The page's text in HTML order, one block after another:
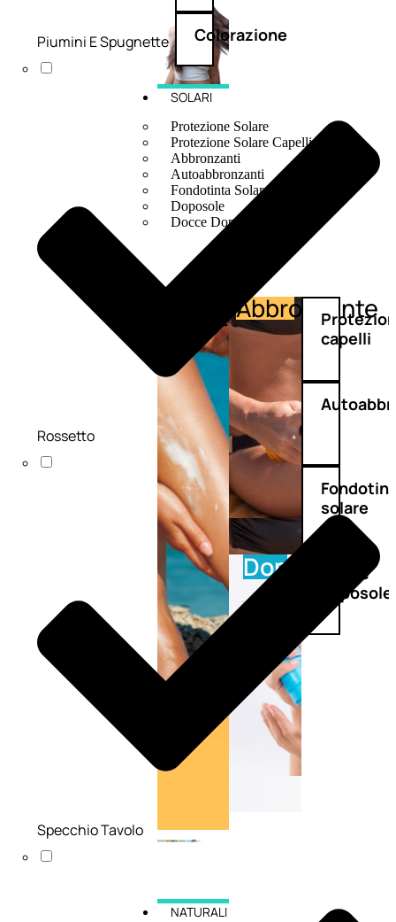
Colorazione
SOLARI
Protezione Solare
Protezione Solare Capelli
Abbronzanti
Autoabbronzanti
Fondotinta Solare
Doposole
Docce Doposole
Protezione
Abbronzante
Doposole
capelli
solare
Docce
doposole
NATURALI
Piumini E Spugnette
Rossetto
Specchio Tavolo